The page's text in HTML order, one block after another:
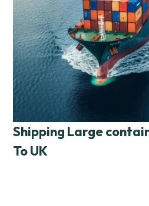
Shipping Large
To UK